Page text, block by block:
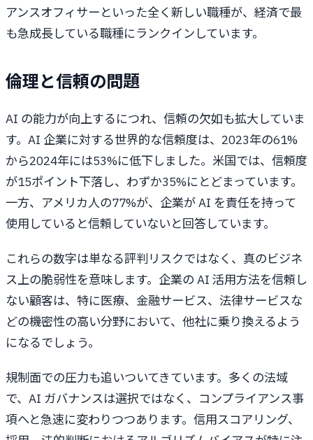
アンスオフィサーといった全く新しい職種が、経済で最
も急成長している職種にランクインしています。
倫理と信頼の問題
AI の能力が向上するにつれ、信頼の欠如も拡大していま
す。AI 企業に対する世界的な信頼度は、2023年の61%
から2024年には53%に低下しました。米国では、信頼度
が15ポイント下落し、わずか35%にとどまっています。
一方、アメリカ人の77%が、企業が AI を責任を持って
使用していると信頼していないと回答しています。
これらの数字は単なる評判リスクではなく、真のビジネ
ス上の脆弱性を意味します。企業の AI 活用方法を信頼し
ない顧客は、特に医療、金融サービス、法律サービスな
どの機密性の高い分野において、他社に乗り換えるよう
になるでしょう。
規制面での圧力も追いついてきています。多くの法域
で、AI ガバナンスは選択ではなく、コンプライアンス事
項へと急速に変わりつつあります。信用スコアリング、